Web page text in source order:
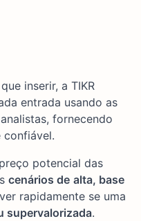
inserir, a TIKR
entrada usando as
fornecendo
potencial das
cenários de alta, base
rapidamente se uma
supervalorizada.